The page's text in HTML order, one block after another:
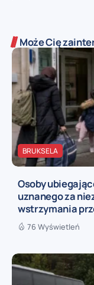
Może Cię
BRUKSELA
Osoby
uznanego za
wstrzymania
76 Wyświetleń